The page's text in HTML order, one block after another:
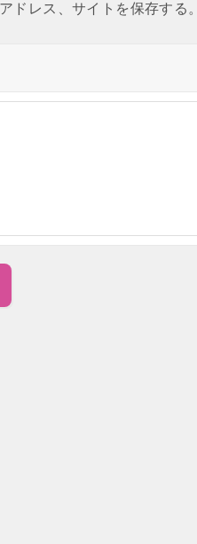
ドレス、サイトを保存する。